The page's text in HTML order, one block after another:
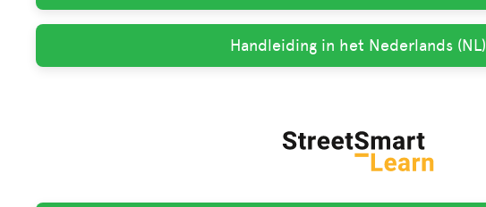
Handleiding in het Nederlands (NL)